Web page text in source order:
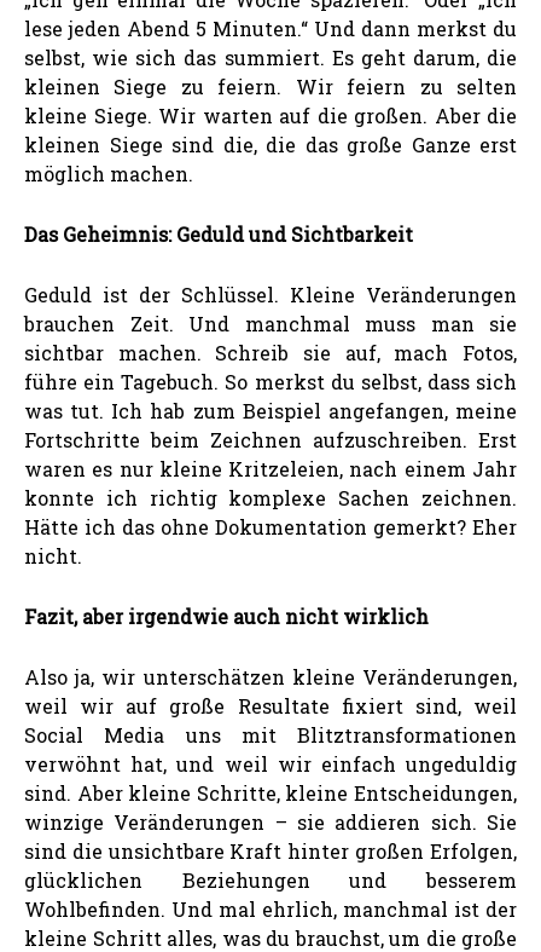
lese jeden Abend 5 Minuten.“ Und dann merkst du
selbst, wie sich das summiert. Es geht darum, die
kleinen Siege zu feiern. Wir feiern zu selten
kleine Siege. Wir warten auf die großen. Aber die
kleinen Siege sind die, die das große Ganze erst
möglich machen.
Das Geheimnis: Geduld und Sichtbarkeit
Geduld ist der Schlüssel. Kleine Veränderungen
brauchen Zeit. Und manchmal muss man sie
sichtbar machen. Schreib sie auf, mach Fotos,
führe ein Tagebuch. So merkst du selbst, dass sich
was tut. Ich hab zum Beispiel angefangen, meine
Fortschritte beim Zeichnen aufzuschreiben. Erst
waren es nur kleine Kritzeleien, nach einem Jahr
konnte ich richtig komplexe Sachen zeichnen.
Hätte ich das ohne Dokumentation gemerkt? Eher
nicht.
Fazit, aber irgendwie auch nicht wirklich
Also ja, wir unterschätzen kleine Veränderungen,
weil wir auf große Resultate fixiert sind, weil
Social Media uns mit Blitztransformationen
verwöhnt hat, und weil wir einfach ungeduldig
sind. Aber kleine Schritte, kleine Entscheidungen,
winzige Veränderungen – sie addieren sich. Sie
sind die unsichtbare Kraft hinter großen Erfolgen,
glücklichen Beziehungen und besserem
Wohlbefinden. Und mal ehrlich, manchmal ist der
kleine Schritt alles, was du brauchst, um die große